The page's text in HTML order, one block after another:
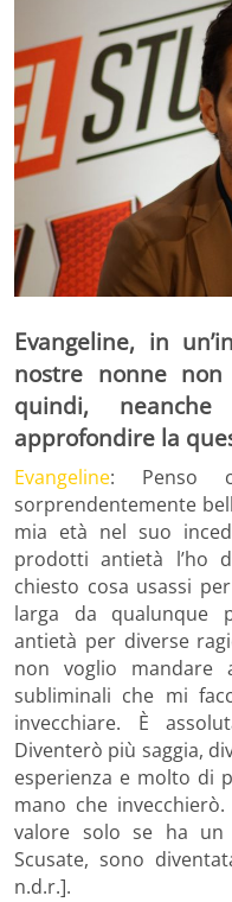
Evangeline, in
nostre nonne
quindi,
approfondire la
Evangeline: Penso
sorprendentemente
mia età nel suo
prodotti antietà l’ho
chiesto cosa usassi
larga da qualunque
antietà per diverse
non voglio mandare
subliminali che mi
invecchiare. È
Diventerò più saggia,
esperienza e molto di
mano che
valore solo se ha
Scusate, sono
n.d.r.].